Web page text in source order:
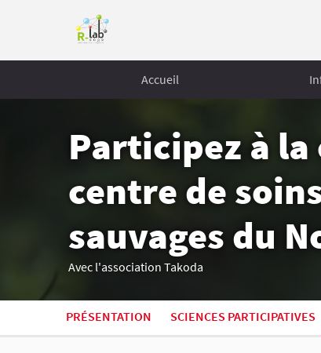
Accueil
Participez à
centre de
sauvages du
Avec l'association Takoda
PRÉSENTATION SCIENCES PARTICIPATIVES